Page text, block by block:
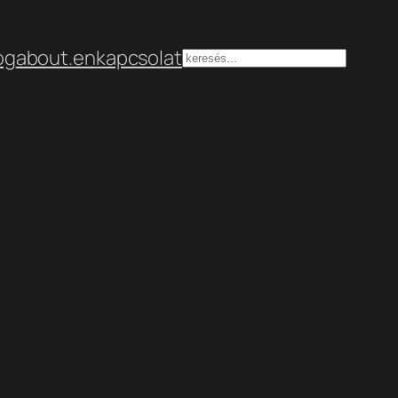
about.enkapcsolatKeresés